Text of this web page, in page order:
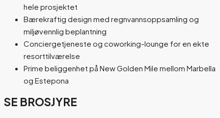
hele prosjektet
Bærekraftig design med regnvannsoppsamling og
miljøvennlig beplantning
Conciergetjeneste og coworking-lounge for en ekte
resorttilværelse
Prime beliggenhet på New Golden Mile mellom Marbella
og Estepona
SE BROSJYRE